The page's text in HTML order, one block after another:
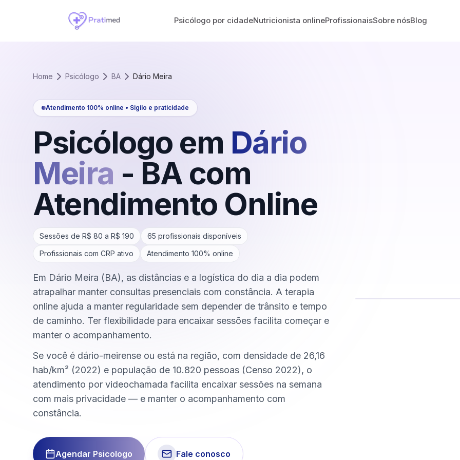
Psicólogo por cidadeNutricionista onlineProfissionaisSobre nósBlog
Home Psicólogo BA Dário Meira
Atendimento 100% online • Sigilo e praticidade
Psicólogo em Dário
Meira - BA com
Atendimento Online
Sessões de R$ 80 a R$ 190 65 profissionais disponíveis
Profissionais com CRP ativo
Atendimento 100% online
Em Dário Meira (BA), as distâncias e a logística do dia a dia podem
atrapalhar manter consultas presenciais com constância. A terapia
online ajuda a manter regularidade sem depender de trânsito e tempo
de caminho. Ter flexibilidade para encaixar sessões facilita começar e
manter o acompanhamento.
Se você é dário-meirense ou está na região, com densidade de 26,16
hab/km² (2022) e população de 10.820 pessoas (Censo 2022), o
atendimento por videochamada facilita encaixar sessões na semana
com mais privacidade — e manter o acompanhamento com
constância.
Agendar Psicologo Fale conosco